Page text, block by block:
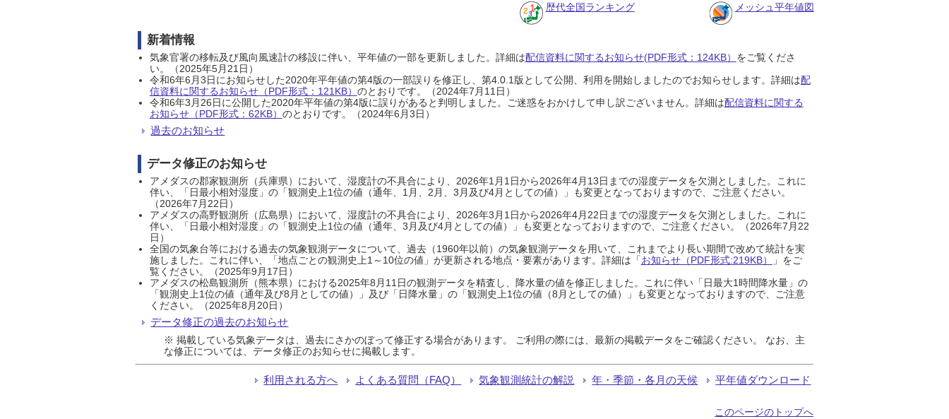
歴代全国ランキング メッシュ平年値図
新着情報
気象官署の移転及び風向風速計の移設に伴い、平年値の一部を更新しました。詳細は配信資料に関するお知らせ(PDF形式：124KB） をご覧くださ
い。（2025年5月21日）
令和6年6月3日にお知らせした2020年平年値の第4版の一部誤りを修正し、第4.0.1版として公開、利用を開始しましたのでお知らせします。詳細は配
信資料に関するお知らせ（PDF形式：121KB） のとおりです。（2024年7月11日）
令和6年3月26日に公開した2020年平年値の第4版に誤りがあると判明しました。ご迷惑をおかけして申し訳ございません。詳細は配信資料に関する
お知らせ（PDF形式：62KB） のとおりです。（2024年6月3日）
過去のお知らせ
データ修正のお知らせ
アメダスの郡家観測所（兵庫県）において、湿度計の不具合により、2026年1月1日から2026年4月13日までの湿度データを欠測としました。これに
伴い、「日最小相対湿度」の「観測史上1位の値（通年、1月、2月、3月及び4月としての値）」も変更となっておりますので、ご注意ください。
（2026年7月22日）
アメダスの高野観測所（広島県）において、湿度計の不具合により、2026年3月1日から2026年4月22日までの湿度データを欠測としました。これに
伴い、「日最小相対湿度」の「観測史上1位の値（通年、3月及び4月としての値）」も変更となっておりますので、ご注意ください。（2026年7月22
日）
全国の気象台等における過去の気象観測データについて、過去（1960年以前）の気象観測データを用いて、これまでより長い期間で改めて統計を実
施しました。これに伴い、「地点ごとの観測史上1～10位の値」が更新される地点・要素があります。詳細は「お知らせ（PDF形式:219KB）
」をご
覧ください。（2025年9月17日）
アメダスの松島観測所（熊本県）における2025年8月11日の観測データを精査し、降水量の値を修正しました。これに伴い「日最大1時間降水量」の
「観測史上1位の値（通年及び8月としての値）」及び「日降水量」の「観測史上1位の値（8月としての値）」も変更となっておりますので、ご注意
ください。（2025年8月20日）
データ修正の過去のお知らせ
※ 掲載している気象データは、過去にさかのぼって修正する場合があります。 ご利用の際には、最新の掲載データをご確認ください。 なお、主
な修正については、データ修正のお知らせに掲載します。
利用される方へ よくある質問（FAQ） 気象観測統計の解説 年・季節・各月の天候 平年値ダウンロード
このページのトップへ